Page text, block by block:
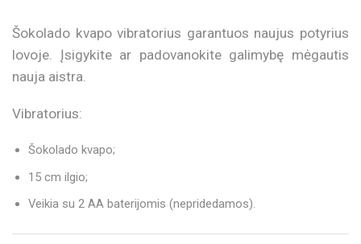
Šokolado kvapo vibratorius garantuos naujus potyrius
lovoje. Įsigykite ar padovanokite galimybę mėgautis
nauja aistra.
Vibratorius:
Šokolado kvapo;
15 cm ilgio;
Veikia su 2 AA baterijomis (nepridedamos).